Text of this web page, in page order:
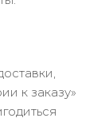
к заказу»